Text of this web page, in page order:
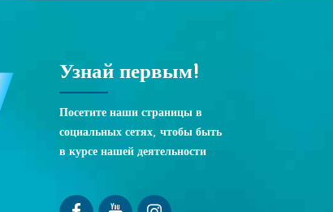
Узнай первым!
Посетите наши страницы в
социальных сетях, чтобы быть
в курсе нашей деятельности